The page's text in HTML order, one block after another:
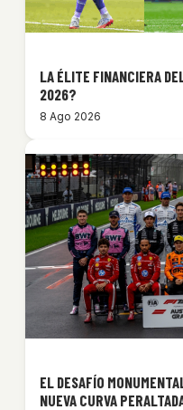
LA ÉLITE FINANCIERA
2026?
8 Ago 2026
EL DESAFÍO
NUEVA CURVA